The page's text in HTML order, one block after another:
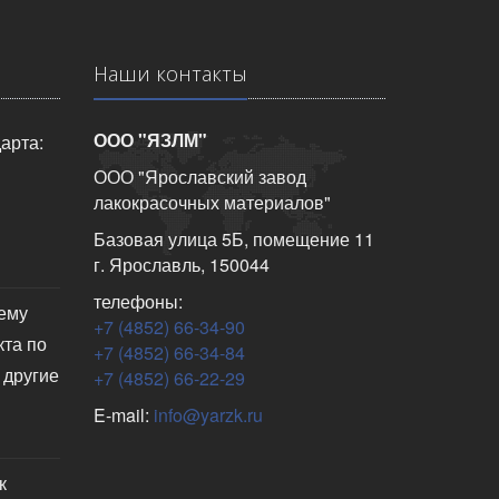
по
Наши контакты
ООО "ЯЗЛМ"
ООО "Ярославский завод
лакокрасочных материалов"
Базовая улица 5Б, помещение 11
г. Ярославль, 150044
телефоны:
+7 (4852) 66-34-90
+7 (4852) 66-34-84
+7 (4852) 66-22-29
E-mail: info@yarzk.ru